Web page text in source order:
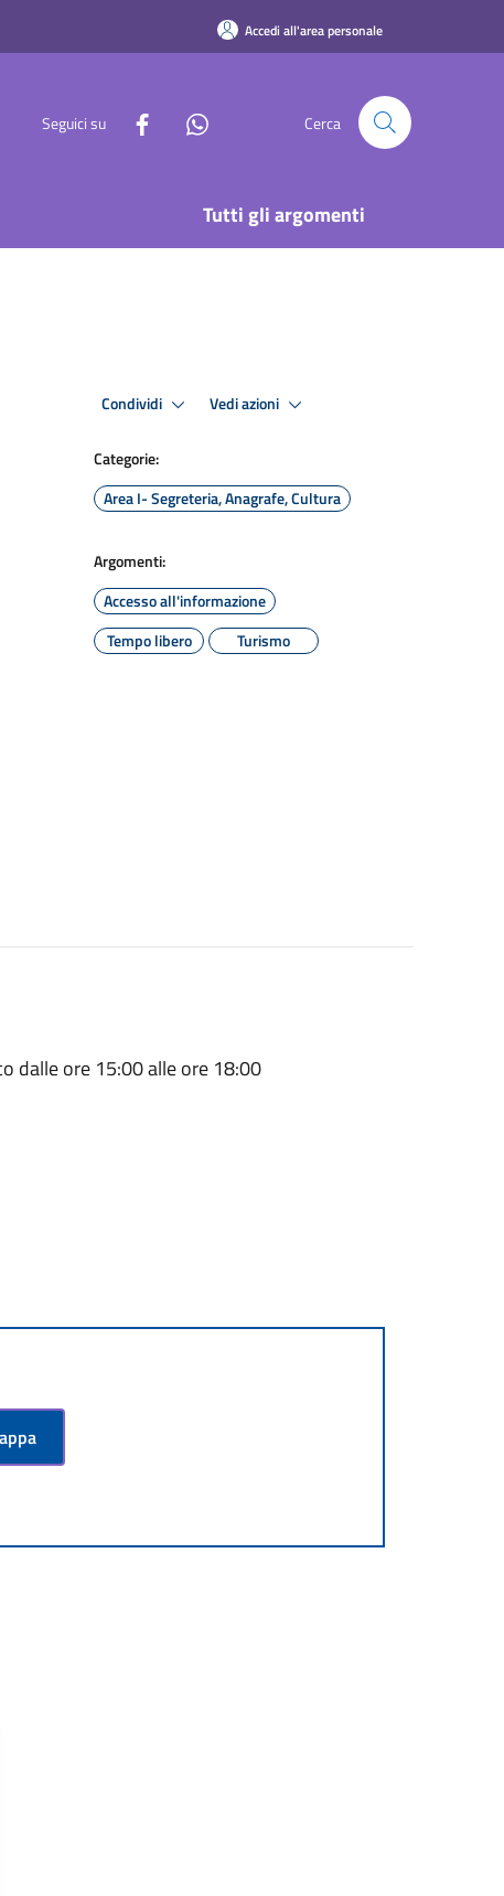
Accedi all'area personale
Seguici su Cerca
Tutti gli argomenti
Condividi Vedi azioni
Categorie:
Area I- Segreteria, Anagrafe, Cultura
Argomenti:
Accesso all'informazione
Tempo libero
Turismo
dalle ore 15:00 alle ore 18:00